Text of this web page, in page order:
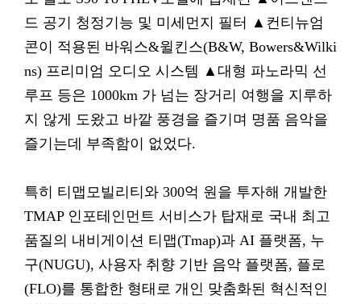
드 공기 청정기능 및 미세먼지 필터 ▲컨티뉴엄
콘이 적용된 바워스&윌킨스(B&W, Bowers&Wilki
ns) 프리미엄 오디오 시스템 ▲대형 파노라믹 선
루프 등은 1000km 가 넘는 장거리 여행을 지루하
지 않게 도왔고 바깥 풍경을 즐기며 명품 음악을
즐기는데 부족함이 없었다.
특히 티맵모빌리티와 300억 원을 투자해 개발한
TMAP 인포테인먼트 서비스가 탑재로 국내 최고
품질의 내비게이션 티맵(Tmap)과 AI 플랫폼, 누
구(NUGU), 사용자 취향 기반 음악 플랫폼, 플로
(FLO)를 통합한 형태로 개인 맞춤화된 혁신적인